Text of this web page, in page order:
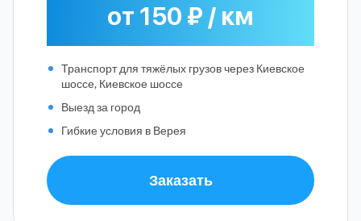
от 150 ₽ / км
Транспорт для тяжёлых грузов через Киевское
шоссе, Киевское шоссе
Выезд за город
Гибкие условия в Верея
Заказать